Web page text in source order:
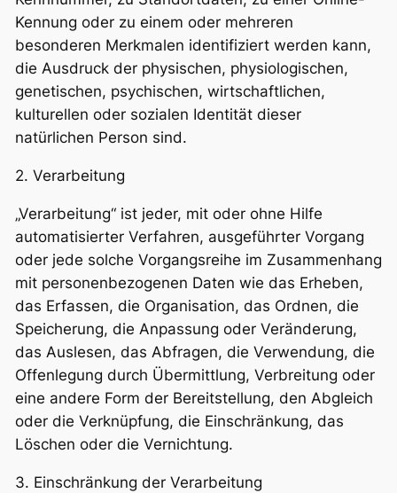
Kennung oder zu einem oder mehreren
besonderen Merkmalen identifiziert werden kann,
die Ausdruck der physischen, physiologischen,
genetischen, psychischen, wirtschaftlichen,
kulturellen oder sozialen Identität dieser
natürlichen Person sind.
2. Verarbeitung
„Verarbeitung“ ist jeder, mit oder ohne Hilfe
automatisierter Verfahren, ausgeführter Vorgang
oder jede solche Vorgangsreihe im Zusammenhang
mit personenbezogenen Daten wie das Erheben,
das Erfassen, die Organisation, das Ordnen, die
Speicherung, die Anpassung oder Veränderung,
das Auslesen, das Abfragen, die Verwendung, die
Offenlegung durch Übermittlung, Verbreitung oder
eine andere Form der Bereitstellung, den Abgleich
oder die Verknüpfung, die Einschränkung, das
Löschen oder die Vernichtung.
3. Einschränkung der Verarbeitung